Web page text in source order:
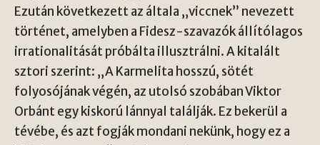
Ezután következett az általa „viccnek” nevezett
történet, amelyben a Fidesz-szavazók állítólagos
irrationalitását próbálta illusztrálni. A kitalált
sztori szerint: „A Karmelita hosszú, sötét
folyosójának végén, az utolsó szobában Viktor
Orbánt egy kiskorú lánnyal találják. Ez bekerül a
tévébe, és azt fogják mondani nekünk, hogy ez a